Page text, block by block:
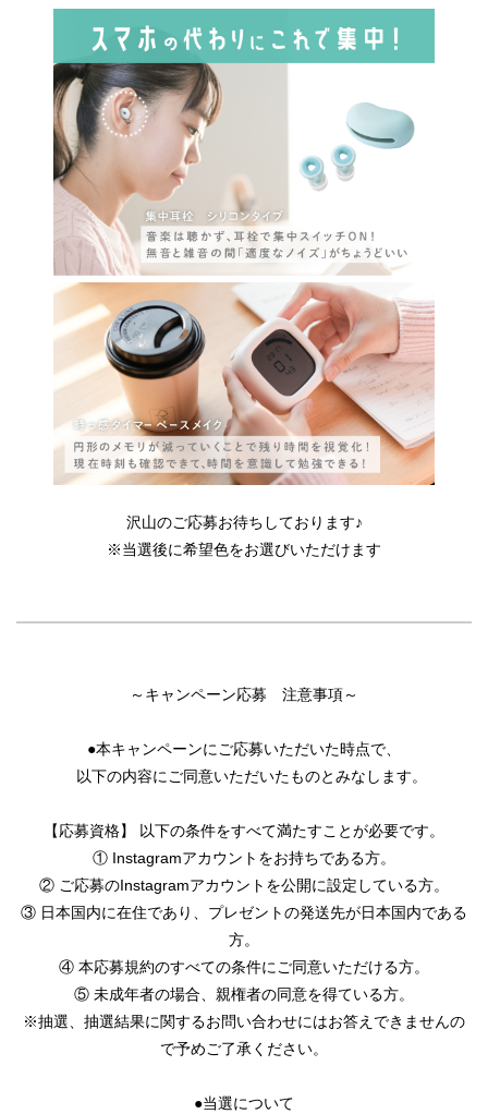
沢山のご応募お待ちしております♪
※当選後に希望色をお選びいただけます
～キャンペーン応募 注意事項～
●本キャンペーンにご応募いただいた時点で、
以下の内容にご同意いただいたものとみなします。
【応募資格】 以下の条件をすべて満たすことが必要です。
① Instagramアカウントをお持ちである方。
② ご応募のInstagramアカウントを公開に設定している方。
③ 日本国内に在住であり、プレゼントの発送先が日本国内である
方。
④ 本応募規約のすべての条件にご同意いただける方。
⑤ 未成年者の場合、親権者の同意を得ている方。
※抽選、抽選結果に関するお問い合わせにはお答えできませんの
で予めご了承ください。
●当選について